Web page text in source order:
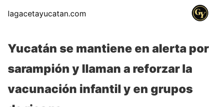
lagacetayucatan.com
Yucatán se mantiene en alerta por
sarampión y llaman a reforzar la
vacunación infantil y en grupos